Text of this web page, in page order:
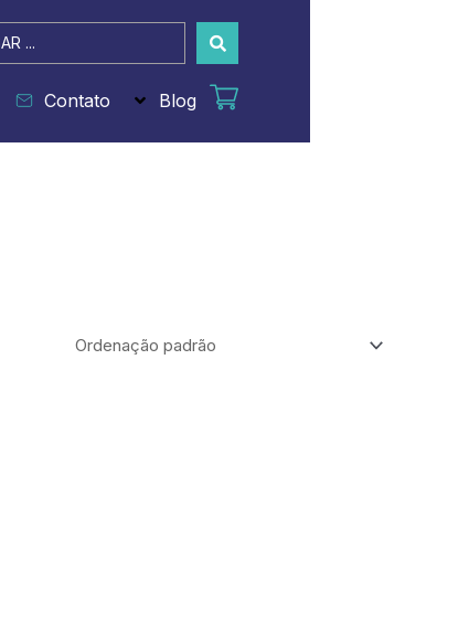
Contato Blog